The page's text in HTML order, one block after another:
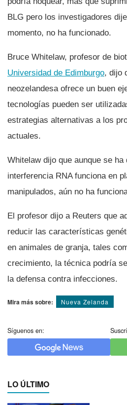
BLG pero los investigadores
momento, no ha funcionado.
Bruce Whitelaw, profesor de
Universidad de Edimburgo, dijo
neozelandesa ofrece un buen
tecnologí­as pueden ser
estrategias alternativas a los
actuales.
Whitelaw dijo que aunque se ha
interferencia RNA funciona en
manipulados, aún no ha
El profesor dijo a Reuters que
reducir las caracterí­sticas
en animales de granja, tales
crecimiento, la técnica podrí­a
la defensa contra infecciones.
Mira más sobre: Nueva Zelanda
Síguenos en:
LO ÚLTIMO